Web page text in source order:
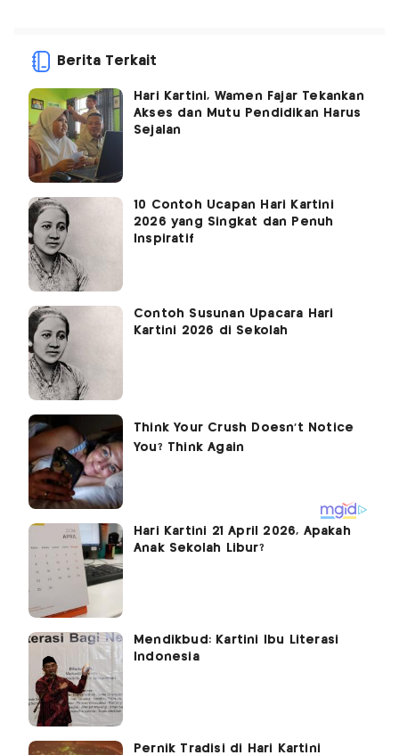
Berita Terkait
Hari Kartini, Wamen Fajar Tekankan
Akses dan Mutu Pendidikan Harus
Sejalan
10 Contoh Ucapan Hari Kartini
2026 yang Singkat dan Penuh
Inspiratif
Contoh Susunan Upacara Hari
Kartini 2026 di Sekolah
Hari Kartini 21 April 2026, Apakah
Anak Sekolah Libur?
Mendikbud: Kartini Ibu Literasi
Indonesia
Pernik Tradisi di Hari Kartini